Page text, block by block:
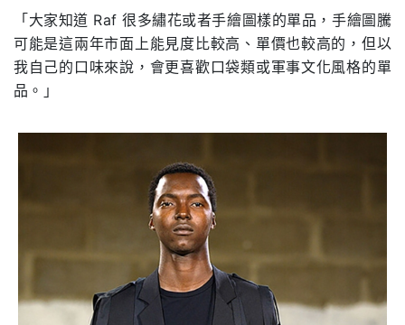
「大家知道 Raf 很多繡花或者手繪圖樣的單品，手繪圖騰
可能是這兩年市面上能見度比較高、單價也較高的，但以
我自己的口味來說，會更喜歡口袋類或軍事文化風格的單
品。」